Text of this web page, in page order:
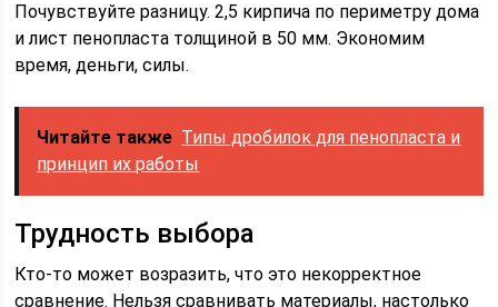
Почувствуйте разницу. 2,5 кирпича по периметру дома
и лист пенопласта толщиной в 50 мм. Экономим
время, деньги, силы.
Читайте также Типы дробилок для пенопласта и
принцип их работы
Трудность выбора
Кто-то может возразить, что это некорректное
сравнение. Нельзя сравнивать материалы, настолько